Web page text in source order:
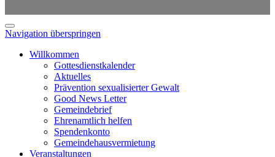
Navigation überspringen
Willkommen
Gottesdienstkalender
Aktuelles
Prävention sexualisierter Gewalt
Good News Letter
Gemeindebrief
Ehrenamtlich helfen
Spendenkonto
Gemeindehausvermietung
Veranstaltungen